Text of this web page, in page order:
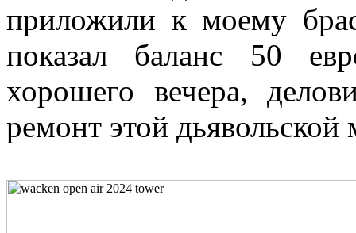
приложили к моему
показал баланс 50
хорошего вечера,
ремонт этой